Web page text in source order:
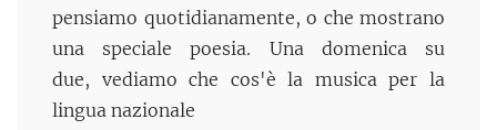
pensiamo quotidianamente, o che mostrano
una speciale poesia. Una domenica su
due, vediamo che cos'è la musica per la
lingua nazionale